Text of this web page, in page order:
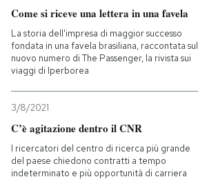
Come si riceve una lettera in una favela
La storia dell'impresa di maggior successo
fondata in una favela brasiliana, raccontata sul
nuovo numero di The Passenger, la rivista sui
viaggi di Iperborea
3/8/2021
C’è agitazione dentro il CNR
I ricercatori del centro di ricerca più grande
del paese chiedono contratti a tempo
indeterminato e più opportunità di carriera